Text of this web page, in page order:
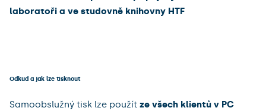
laboratoři a ve studovně knihovny HTF
Odkud a jak lze tisknout
Samoobslužný tisk lze použít ze všech klientů v PC